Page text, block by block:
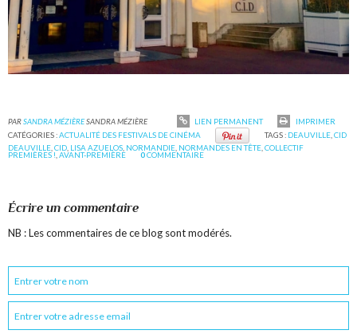
PARSANDRA MÉZIÈRESANDRA MÉZIÈRE LIEN PERMANENT
IMPRIMER
CATÉGORIES :ACTUALITÉ DES FESTIVALS DE CINÉMA TAGS : DEAUVILLE, CID
DEAUVILLE ,CID LISA AZUELOS NORMANDIE NORMANDES EN TÊTE ,COLLECTIF
PREMIÈRES ! ,AVANT-PREMIÈRE 0COMMENTAIRE
Écrire un commentaire
NB : Les commentaires de ce blog sont modérés.